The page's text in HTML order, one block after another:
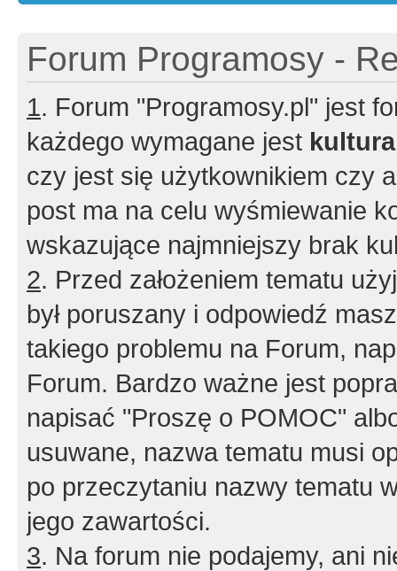
Forum Programosy -
1. Forum "Programosy.pl" jest
każdego wymagane jest
czy jest się użytkownikiem czy
post ma na celu wyśmiewanie
wskazujące najmniejszy brak
2. Przed założeniem tematu
był poruszany i odpowiedź
takiego problemu na Forum,
Forum. Bardzo ważne jest
napisać "Proszę o POMOC"
usuwane, nazwa tematu musi
po przeczytaniu nazwy tematu
jego zawartości.
3. Na forum nie podajemy, ani